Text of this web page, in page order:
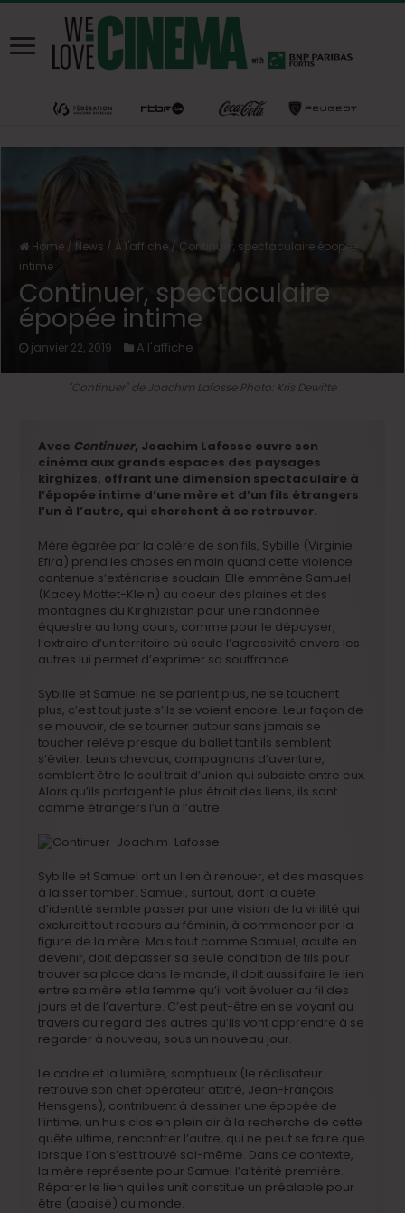
Home / News / A l'affiche / Continuer, spectaculaire épopée
intime
Continuer, spectaculaire
épopée intime
janvier 22, 2019 A l'affiche
"Continuer" de Joachim Lafosse Photo: Kris Dewitte
Avec Continuer, Joachim Lafosse ouvre son
cinéma aux grands espaces des paysages
kirghizes, offrant une dimension spectaculaire à
l’épopée intime d’une mère et d’un fils étrangers
l’un à l’autre, qui cherchent à se retrouver.
Mère égarée par la colère de son fils, Sybille (Virginie
Efira) prend les choses en main quand cette violence
contenue s’extériorise soudain. Elle emmène Samuel
(Kacey Mottet-Klein) au coeur des plaines et des
montagnes du Kirghizistan pour une randonnée
équestre au long cours, comme pour le dépayser,
l’extraire d’un territoire où seule l’agressivité envers les
autres lui permet d’exprimer sa souffrance.
Sybille et Samuel ne se parlent plus, ne se touchent
plus, c’est tout juste s’ils se voient encore. Leur façon de
se mouvoir, de se tourner autour sans jamais se
toucher relève presque du ballet tant ils semblent
s’éviter. Leurs chevaux, compagnons d’aventure,
semblent être le seul trait d’union qui subsiste entre eux.
Alors qu’ils partagent le plus étroit des liens, ils sont
comme étrangers l’un à l’autre.
Sybille et Samuel ont un lien à renouer, et des masques
à laisser tomber. Samuel, surtout, dont la quête
d’identité semble passer par une vision de la virilité qui
exclurait tout recours au féminin, à commencer par la
figure de la mère. Mais tout comme Samuel, adulte en
devenir, doit dépasser sa seule condition de fils pour
trouver sa place dans le monde, il doit aussi faire le lien
entre sa mère et la femme qu’il voit évoluer au fil des
jours et de l’aventure. C’est peut-être en se voyant au
travers du regard des autres qu’ils vont apprendre à se
regarder à nouveau, sous un nouveau jour.
Le cadre et la lumière, somptueux (le réalisateur
retrouve son chef opérateur attitré, Jean-François
Hensgens), contribuent à dessiner une épopée de
l’intime, un huis clos en plein air à la recherche de cette
quête ultime, rencontrer l’autre, qui ne peut se faire que
lorsque l’on s’est trouvé soi-même. Dans ce contexte,
la mère représente pour Samuel l’altérité première.
Réparer le lien qui les unit constitue un préalable pour
être (apaisé) au monde.